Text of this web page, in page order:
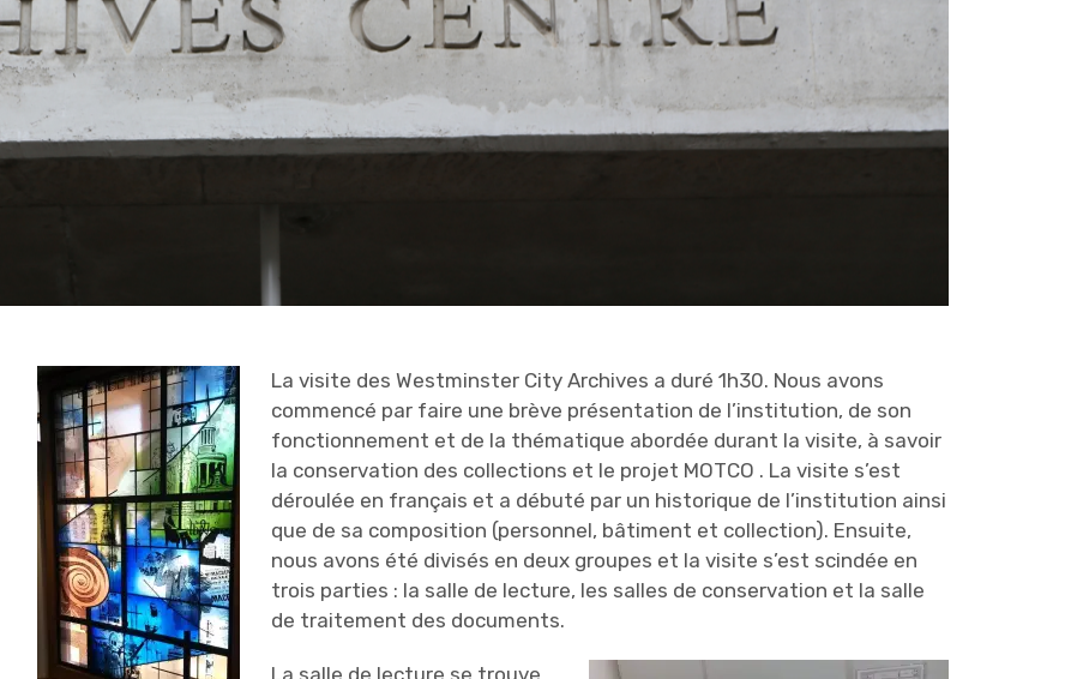
La visite des Westminster City Archives a duré 1h30. Nous avons
commencé par faire une brève présentation de l’institution, de son
fonctionnement et de la thématique abordée durant la visite, à savoir
la conservation des collections et le projet MOTCO . La visite s’est
déroulée en français et a débuté par un historique de l’institution ainsi
que de sa composition (personnel, bâtiment et collection). Ensuite,
nous avons été divisés en deux groupes et la visite s’est scindée en
trois parties : la salle de lecture, les salles de conservation et la salle
de traitement des documents.